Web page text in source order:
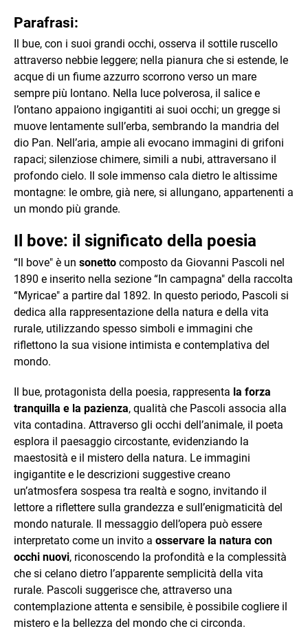
Parafrasi:
Il bue, con i suoi grandi occhi, osserva il sottile ruscello
attraverso nebbie leggere; nella pianura che si estende, le
acque di un fiume azzurro scorrono verso un mare
sempre più lontano. Nella luce polverosa, il salice e
l’ontano appaiono ingigantiti ai suoi occhi; un gregge si
muove lentamente sull’erba, sembrando la mandria del
dio Pan. Nell’aria, ampie ali evocano immagini di grifoni
rapaci; silenziose chimere, simili a nubi, attraversano il
profondo cielo. Il sole immenso cala dietro le altissime
montagne: le ombre, già nere, si allungano, appartenenti a
un mondo più grande.
Il bove: il significato della poesia
“Il bove" è un sonetto composto da Giovanni Pascoli nel
1890 e inserito nella sezione “In campagna" della raccolta
“Myricae" a partire dal 1892. In questo periodo, Pascoli si
dedica alla rappresentazione della natura e della vita
rurale, utilizzando spesso simboli e immagini che
riflettono la sua visione intimista e contemplativa del
mondo.
Il bue, protagonista della poesia, rappresenta la forza
tranquilla e la pazienza, qualità che Pascoli associa alla
vita contadina. Attraverso gli occhi dell’animale, il poeta
esplora il paesaggio circostante, evidenziando la
maestosità e il mistero della natura. Le immagini
ingigantite e le descrizioni suggestive creano
un’atmosfera sospesa tra realtà e sogno, invitando il
lettore a riflettere sulla grandezza e sull’enigmaticità del
mondo naturale. Il messaggio dell’opera può essere
interpretato come un invito a osservare la natura con
occhi nuovi, riconoscendo la profondità e la complessità
che si celano dietro l’apparente semplicità della vita
rurale. Pascoli suggerisce che, attraverso una
contemplazione attenta e sensibile, è possibile cogliere il
mistero e la bellezza del mondo che ci circonda.